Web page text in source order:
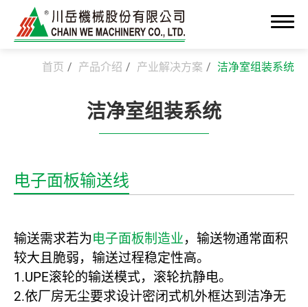
首页 产品介绍 产业解决方案 洁净室组装系统
洁净室组装系统
电子面板输送线
输送需求若为电子面板制造业，输送物通常面积
较大且脆弱，输送过程稳定性高。
1.UPE滚轮的输送模式，滚轮抗静电。
2.依厂房无尘要求设计密闭式机外框达到洁净无
关于我们
产业解决方案
洁净室组装系统
精密组装整合